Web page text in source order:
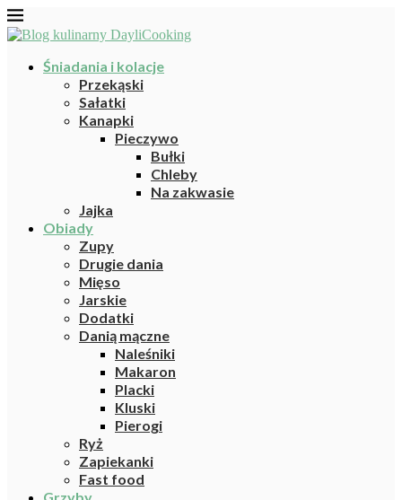
Śniadania i kolacje
Przekąski
Sałatki
Kanapki
Pieczywo
Bułki
Chleby
Na zakwasie
Jajka
Obiady
Zupy
Drugie dania
Mięso
Jarskie
Dodatki
Danią mączne
Naleśniki
Makaron
Placki
Kluski
Pierogi
Ryż
Zapiekanki
Fast food